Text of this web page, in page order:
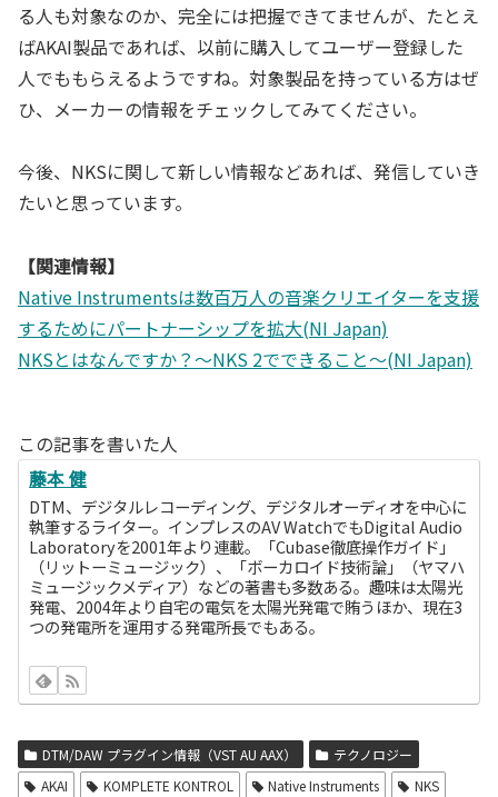
る人も対象なのか、完全には把握できてませんが、たとえ
ばAKAI製品であれば、以前に購入してユーザー登録した
人でももらえるようですね。対象製品を持っている方はぜ
ひ、メーカーの情報をチェックしてみてください。
今後、NKSに関して新しい情報などあれば、発信していき
たいと思っています。
【関連情報】
Native Instrumentsは数百万人の音楽クリエイターを支援
するためにパートナーシップを拡大(NI Japan)
NKSとはなんですか？〜NKS 2でできること〜(NI Japan)
この記事を書いた人
藤本 健
DTM、デジタルレコーディング、デジタルオーディオを中心に
執筆するライター。インプレスのAV WatchでもDigital Audio
Laboratoryを2001年より連載。「Cubase徹底操作ガイド」
（リットーミュージック）、「ボーカロイド技術論」（ヤマハ
ミュージックメディア）などの著書も多数ある。趣味は太陽光
発電、2004年より自宅の電気を太陽光発電で賄うほか、現在3
つの発電所を運用する発電所長でもある。
DTM/DAW プラグイン情報（VST AU AAX）
テクノロジー
AKAI
KOMPLETE KONTROL Native Instruments
NKS